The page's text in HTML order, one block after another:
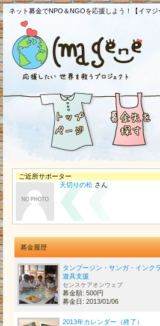
ネット募金でNPO＆NGOを応援しよう！【イマ
ご近所サポーター
天切りの松 さん
募金履歴
タンプージン・サンガ・インク
遊具支援
センスケアオンウェブ
募金額: 500円
募金日: 2013/01/06
2013年カレンダー（終了）